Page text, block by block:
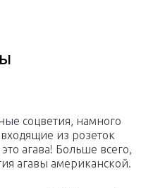
соцветия, намного
из розеток
агава! Больше всего,
агавы американской.